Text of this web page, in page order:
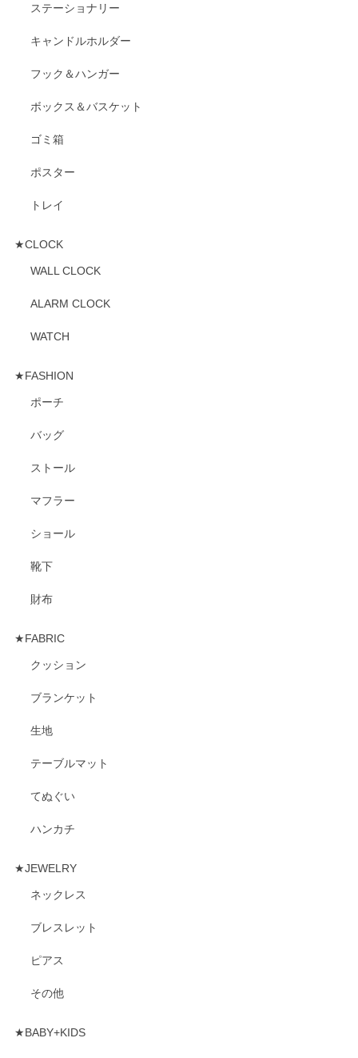
ステーショナリー
キャンドルホルダー
フック＆ハンガー
ボックス＆バスケット
ゴミ箱
ポスター
トレイ
★CLOCK
WALL CLOCK
ALARM CLOCK
WATCH
★FASHION
ポーチ
バッグ
ストール
マフラー
ショール
靴下
財布
★FABRIC
クッション
ブランケット
生地
テーブルマット
てぬぐい
ハンカチ
★JEWELRY
ネックレス
ブレスレット
ピアス
その他
★BABY+KIDS